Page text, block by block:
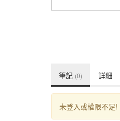
筆記 (0) 詳細
未登入或權限不足!